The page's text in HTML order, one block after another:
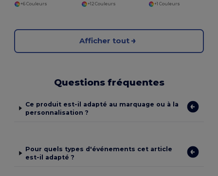
+6 Couleurs
+12 Couleurs
+1 Couleurs
Afficher tout
Questions fréquentes
Ce produit est-il adapté au marquage ou à la
personnalisation ?
Pour quels types d'événements cet article
est-il adapté ?